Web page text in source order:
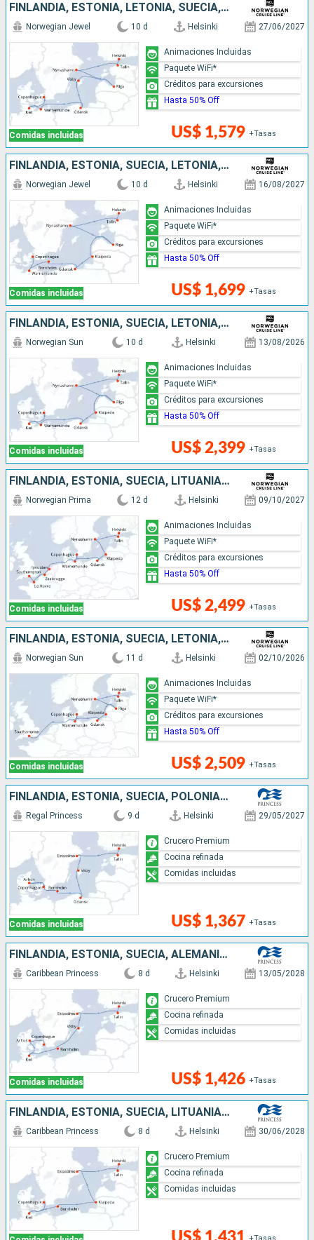
FINLANDIA, ESTONIA, LETONIA, SUECIA, POLONIA, ALEMANIA, DINAMARCA
Comidas incluidas
Norwegian Jewel 10 d Helsinki 27/06/2027
US$ 1,579 +Tasas
Animaciones Incluidas
Paquete WiFi*
Créditos para excursiones
Hasta 50% Off
FINLANDIA, ESTONIA, SUECIA, LETONIA, LITUANIA, POLONIA, DINAMARCA, ALEMANIA
Comidas incluidas
Norwegian Jewel 10 d Helsinki 16/08/2027
US$ 1,699 +Tasas
Animaciones Incluidas
Paquete WiFi*
Créditos para excursiones
Hasta 50% Off
FINLANDIA, ESTONIA, SUECIA, LETONIA, LITUANIA, POLONIA, ALEMANIA, DINAMARCA
Comidas incluidas
Norwegian Sun 10 d Helsinki 13/08/2026
US$ 2,399 +Tasas
Animaciones Incluidas
Paquete WiFi*
Créditos para excursiones
Hasta 50% Off
FINLANDIA, ESTONIA, SUECIA, LITUANIA, POLONIA, ALEMANIA, DINAMARCA, PAISES BAJOS, BÉLGICA, FRANCIA, REINO UNIDO
Comidas incluidas
Norwegian Prima 12 d Helsinki 09/10/2027
US$ 2,499 +Tasas
Animaciones Incluidas
Paquete WiFi*
Créditos para excursiones
Hasta 50% Off
FINLANDIA, ESTONIA, SUECIA, LETONIA, LITUANIA, POLONIA, ALEMANIA, DINAMARCA, REINO UNIDO
Comidas incluidas
Norwegian Sun 11 d Helsinki 02/10/2026
US$ 2,509 +Tasas
Animaciones Incluidas
Paquete WiFi*
Créditos para excursiones
Hasta 50% Off
FINLANDIA, ESTONIA, SUECIA, POLONIA, DINAMARCA
Comidas incluidas
Regal Princess 9 d Helsinki 29/05/2027
US$ 1,367 +Tasas
Crucero Premium
Cocina refinada
Comidas incluidas
FINLANDIA, ESTONIA, SUECIA, ALEMANIA, DINAMARCA
Comidas incluidas
Caribbean Princess 8 d Helsinki 13/05/2028
US$ 1,426 +Tasas
Crucero Premium
Cocina refinada
Comidas incluidas
FINLANDIA, ESTONIA, SUECIA, LITUANIA, ALEMANIA, DINAMARCA
Caribbean Princess 8 d Helsinki 30/06/2028
Crucero Premium
Cocina refinada
Comidas incluidas